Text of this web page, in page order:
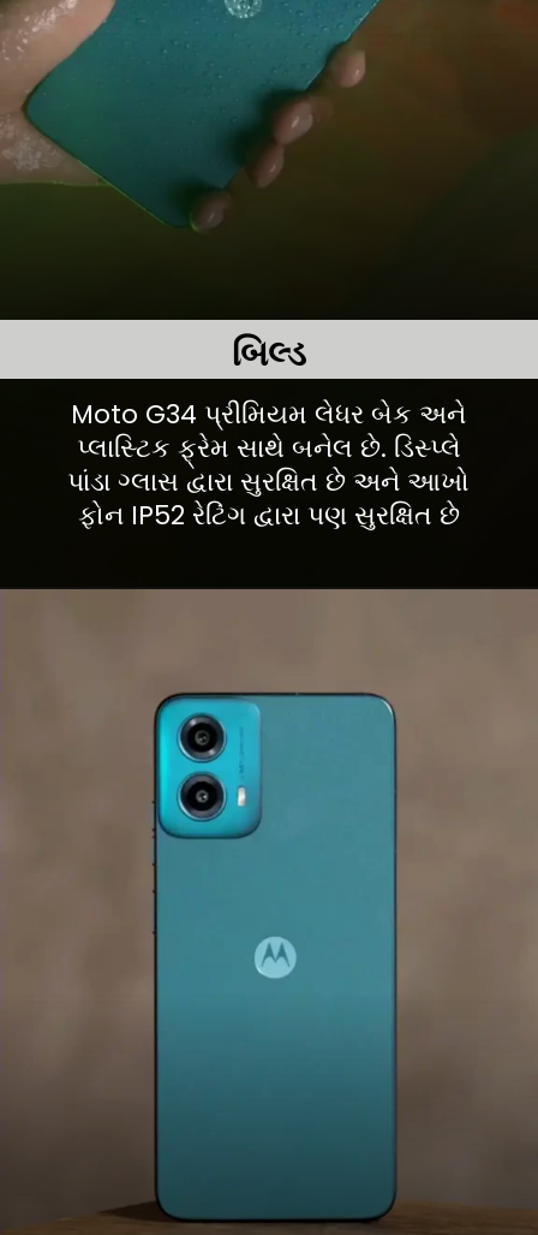
Moto G34 પ્રીમિયમ લેધર બેક અને
પ્લાસ્ટિક ફ્રેમ સાથે બનેલ છે. ડિસ્પ્લે
પાંડા ગ્લાસ દ્વારા સુરક્ષિત છે અને આખો
ફોન IP52 રેટિંગ દ્વારા પણ સુરક્ષિત છે
બિલ્ડ